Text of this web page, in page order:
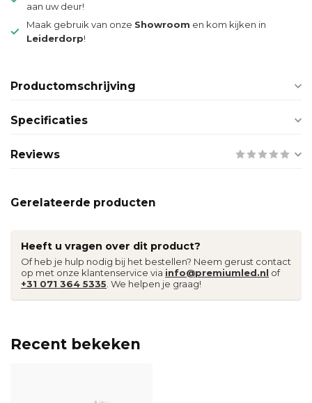
aan uw deur!
Maak gebruik van onze Showroom en kom kijken in
Leiderdorp!
Productomschrijving
Specificaties
Reviews
Gerelateerde producten
Heeft u vragen over dit product?
Of heb je hulp nodig bij het bestellen? Neem gerust contact
op met onze klantenservice via info@premiumled.nl of
+31 071 364 5335 . We helpen je graag!
Recent bekeken